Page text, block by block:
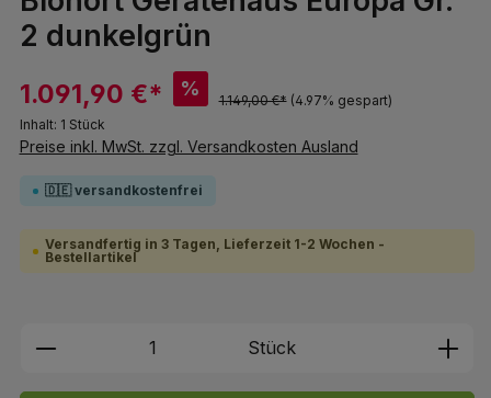
2 dunkelgrün
1.091,90 €* %
1.149,00 €* (4.97% gespart)
Inhalt: 1 Stück
Preise inkl. MwSt. zzgl. Versandkosten Ausland
🇩🇪 versandkostenfrei
Versandfertig in 3 Tagen, Lieferzeit 1-2 Wochen -
Bestellartikel
Produkt Anzahl: Gib den
Stück